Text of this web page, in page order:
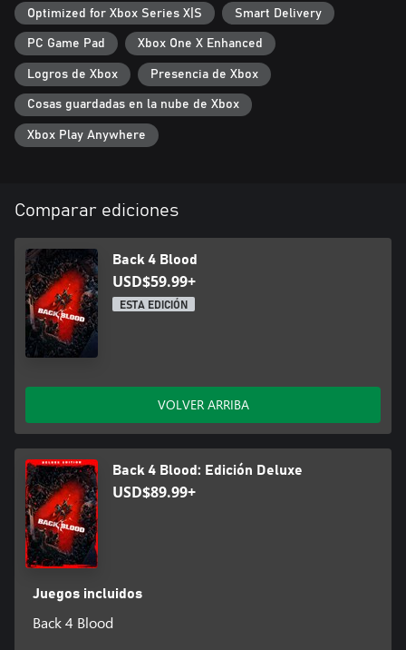
Optimized for Xbox Series X|S Smart Delivery
PC Game Pad Xbox One X Enhanced
Logros de Xbox Presencia de Xbox
Cosas guardadas en la nube de Xbox
Xbox Play Anywhere
Comparar ediciones
Back 4 Blood
USD$59.99+
ESTA EDICIÓN
VOLVER ARRIBA
Back 4 Blood: Edición Deluxe
USD$89.99+
Juegos incluidos
Back 4 Blood